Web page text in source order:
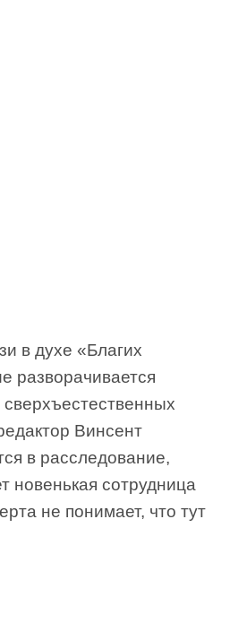
в духе «Благих
разворачивается
Винсент
в расследование,
новенькая сотрудница
не понимает, что тут